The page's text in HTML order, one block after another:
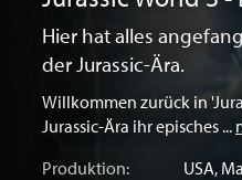
Hier hat alles
der Jurassic-Ära.
Willkommen zurück in
Jurassic-Ära ihr episches ...
Produktion:
USA,